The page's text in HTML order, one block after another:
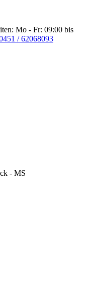
Mo - Fr: 09:00 bis
/ 62068093